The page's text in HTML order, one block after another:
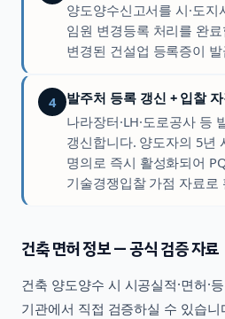
양도양수신고서를 시·도지
임원 변경등록 처리를 완
변경된 건설업 등록증이
4
발주처 등록 갱신 + 입찰
나라장터·LH·도로공사 등
갱신합니다. 양도자의 5년
명의로 즉시 활성화되어
기술경쟁입찰 가점 자료로
건축면허 정보 — 공식 검증 자료
건축 양도양수 시 시공실적·면허·
기관에서 직접 검증하실 수 있습